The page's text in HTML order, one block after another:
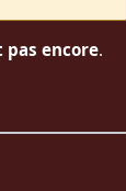
encore.